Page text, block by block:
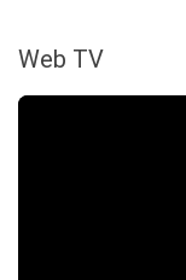
Web TV